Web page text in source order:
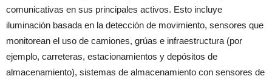
comunicativas en sus principales activos. Esto incluye
iluminación basada en la detección de movimiento, sensores que
monitorean el uso de camiones, grúas e infraestructura (por
ejemplo, carreteras, estacionamientos y depósitos de
almacenamiento), sistemas de almacenamiento con sensores de